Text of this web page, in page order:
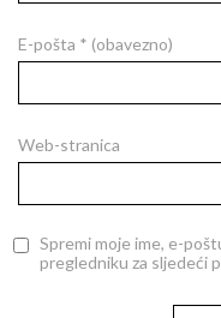
E-pošta * (obavezno)
Web-stranica
Spremi moje ime, e-
pregledniku za sljedeći